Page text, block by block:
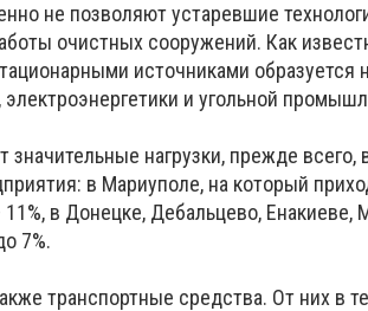
не позволяют устаревшие
очистных сооружений. Как
источниками образуется
и угольной
нагрузки, прежде всего,
в Мариуполе, на который
в Донецке, Дебальцево, Енакиеве,
7%.
транспортные средства. От них в